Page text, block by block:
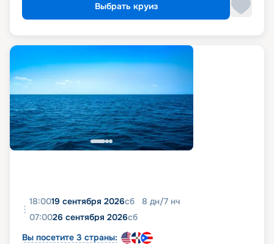
Выбрать круиз
18:0019 сентября 2026сб 8 дн/7 нч
07:0026 сентября 2026сб
Вы посетите 3 страны: